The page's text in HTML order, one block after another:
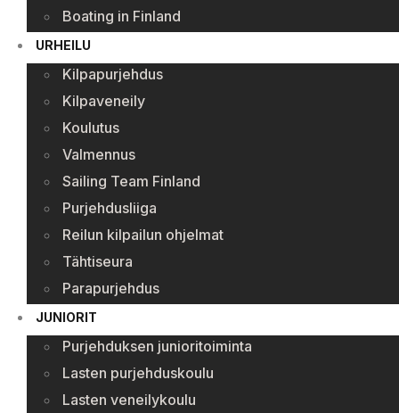
Boating in Finland
URHEILU
Kilpapurjehdus
Kilpaveneily
Koulutus
Valmennus
Sailing Team Finland
Purjehdusliiga
Reilun kilpailun ohjelmat
Tähtiseura
Parapurjehdus
JUNIORIT
Purjehduksen junioritoiminta
Lasten purjehduskoulu
Lasten veneilykoulu